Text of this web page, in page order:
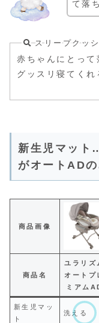
て落
スリープクッ
赤ちゃんにとって
グッスリ寝てくれ
新生児マット
がオートAD
商品画像
商品名
ユラリズ
オートプ
ミアム
新生児マッ
ト
洗える